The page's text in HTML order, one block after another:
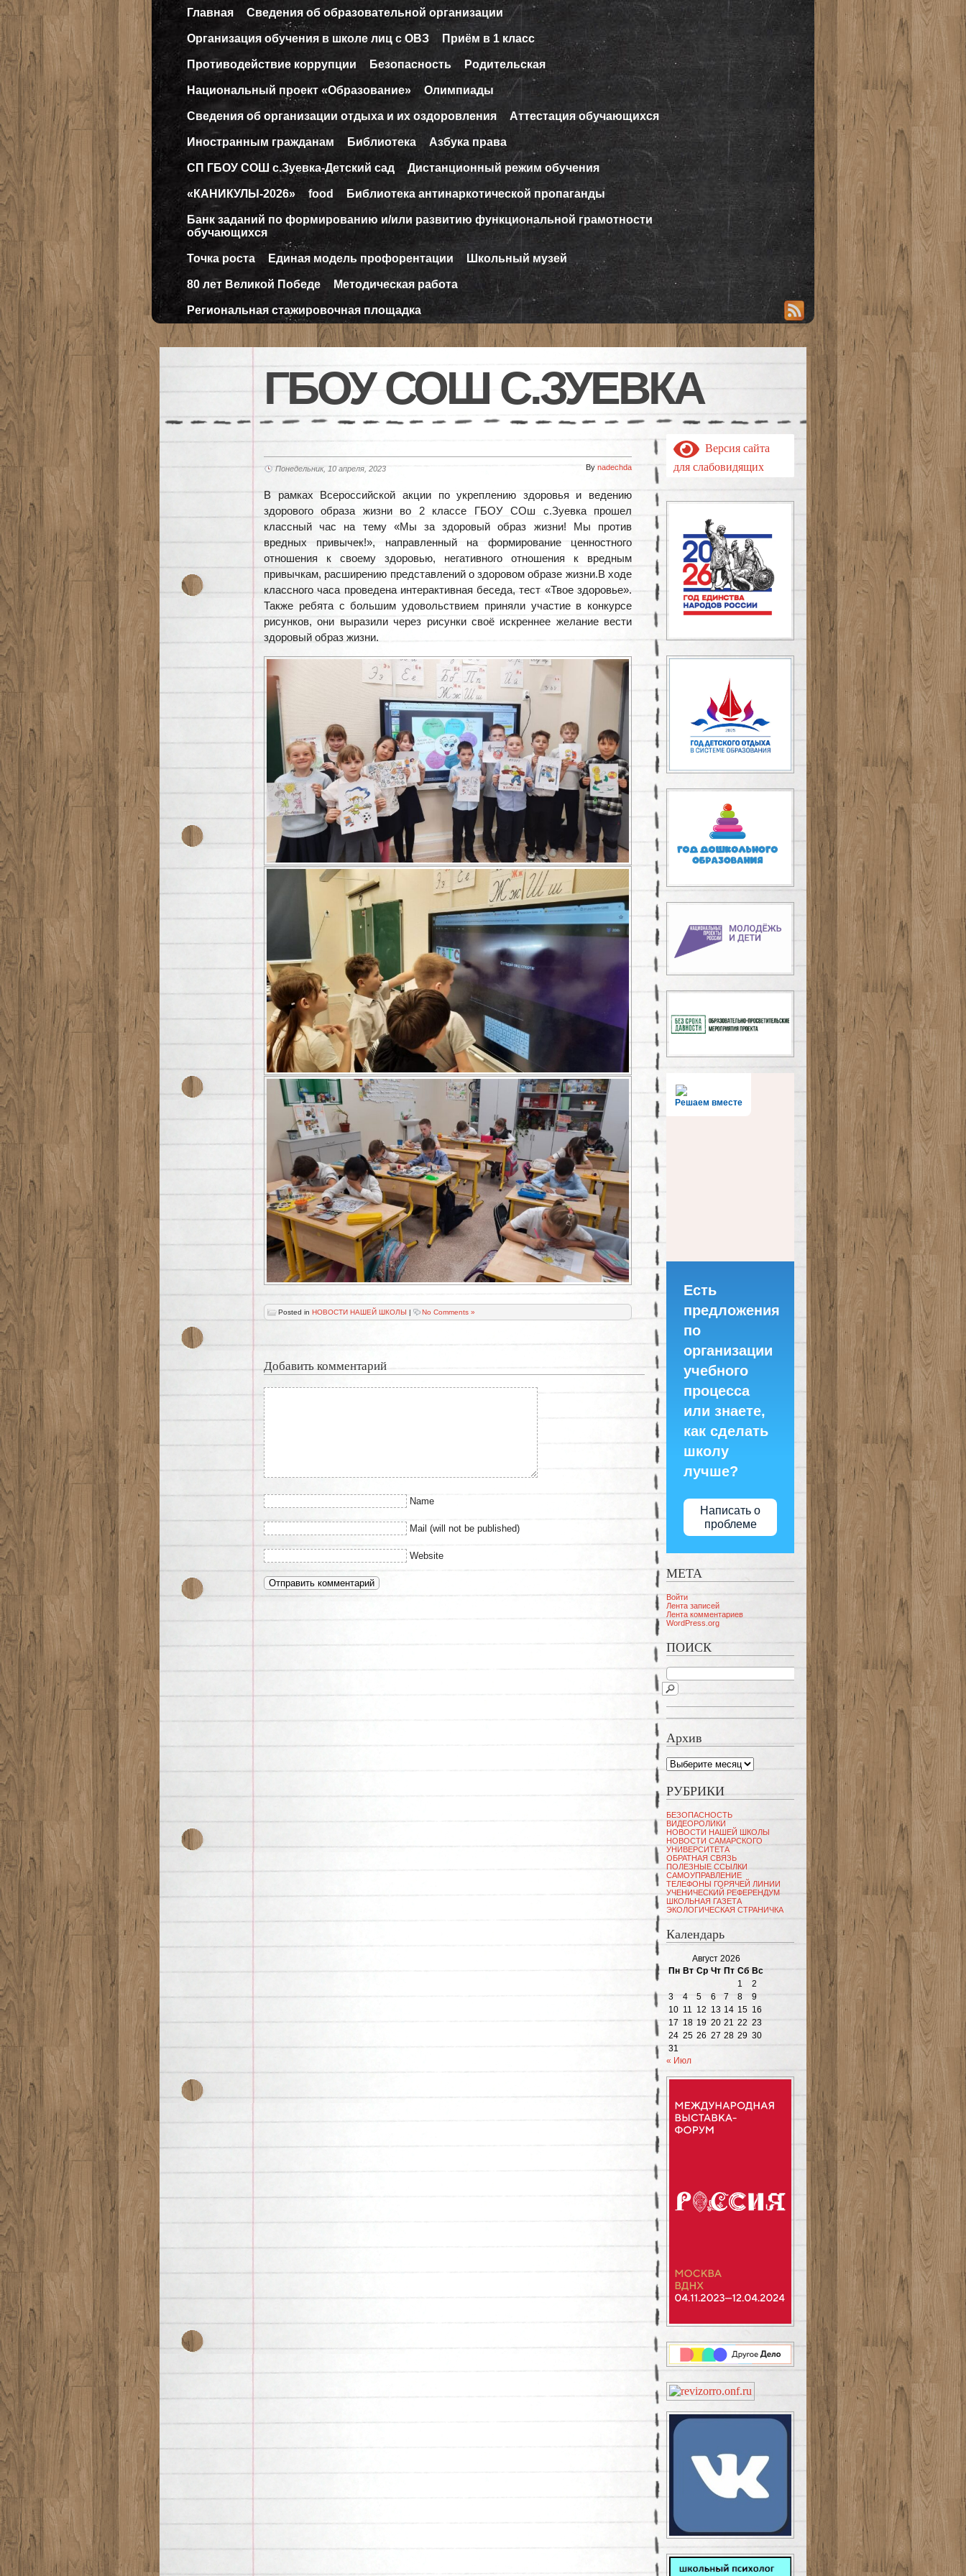
Главная Сведения об образовательной организации
Организация обучения в школе лиц с ОВЗ Приём в 1 класс
Противодействие коррупции Безопасность Родительская
Национальный проект «Образование» Олимпиады
Сведения об организации отдыха и их оздоровления Аттестация обучающихся
Иностранным гражданам Библиотека Азбука права
СП ГБОУ СОШ с.Зуевка-Детский сад Дистанционный режим обучения
«КАНИКУЛЫ-2026» food Библиотека антинаркотической пропаганды
Банк заданий по формированию и/или развитию функциональной грамотности
обучающихся
Точка роста Единая модель профорентации Школьный музей
80 лет Великой Победе Методическая работа
Региональная стажировочная площадка
ГБОУ СОШ С.ЗУЕВКА
By nadechda
Понедельник, 10 апреля, 2023
В рамках Всероссийской акции по укреплению здоровья и ведению
здорового образа жизни во 2 классе ГБОУ СОш с.Зуевка прошел
классный час на тему «Мы за здоровый образ жизни! Мы против
вредных привычек!», направленный на формирование ценностного
отношения к своему здоровью, негативного отношения к вредным
привычкам, расширению представлений о здоровом образе жизни.В ходе
классного часа проведена интерактивная беседа, тест «Твое здоровье».
Также ребята с большим удовольствием приняли участие в конкурсе
рисунков, они выразили через рисунки своё искреннее желание вести
здоровый образ жизни.
Posted in НОВОСТИ НАШЕЙ ШКОЛЫ | No Comments »
Добавить комментарий
Name
Mail (will not be published)
Website
Версия сайта
для слабовидящих
Решаем вместе
Есть
предложения
по
организации
учебного
процесса
или знаете,
как сделать
школу
лучше?
Написать о
проблеме
МЕТА
Войти
Лента записей
Лента комментариев
WordPress.org
ПОИСК
Архив
Архив
РУБРИКИ
БЕЗОПАСНОСТЬ
ВИДЕОРОЛИКИ
НОВОСТИ НАШЕЙ ШКОЛЫ
НОВОСТИ САМАРСКОГО
УНИВЕРСИТЕТА
ОБРАТНАЯ СВЯЗЬ
ПОЛЕЗНЫЕ ССЫЛКИ
САМОУПРАВЛЕНИЕ
ТЕЛЕФОНЫ ГОРЯЧЕЙ ЛИНИИ
УЧЕНИЧЕСКИЙ РЕФЕРЕНДУМ
ШКОЛЬНАЯ ГАЗЕТА
ЭКОЛОГИЧЕСКАЯ СТРАНИЧКА
Календарь
Август 2026
Пн Вт Ср Чт Пт Сб Вс
1
2
3
4 5 6 7 8
9
10 11 12 13 14 15 16
17 18 19 20 21 22 23
24 25 26 27 28 29 30
31
« Июл